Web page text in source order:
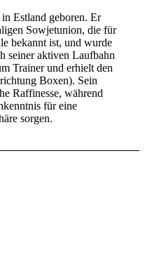
Estland geboren. Er
Sowjetunion, die für
bekannt ist, und wurde
seiner aktiven Laufbahn
Trainer und erhielt den
Boxen). Sein
Raffinesse, während
für eine
sorgen.